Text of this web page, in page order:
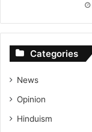
Categories
News
Opinion
Hinduism